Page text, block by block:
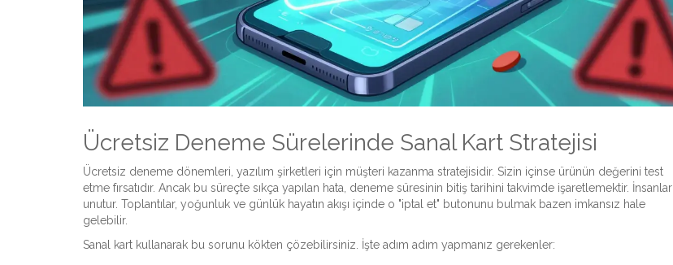
Ücretsiz Deneme Sürelerinde Sanal Kart Stratejisi
Ücretsiz deneme dönemleri, yazılım şirketleri için müşteri kazanma stratejisidir. Sizin içinse ürünün değerini test
etme fırsatıdır. Ancak bu süreçte sıkça yapılan hata, deneme süresinin bitiş tarihini takvimde işaretlemektir. İnsanlar
unutur. Toplantılar, yoğunluk ve günlük hayatın akışı içinde o "iptal et" butonunu bulmak bazen imkansız hale
gelebilir.
Sanal kart kullanarak bu sorunu kökten çözebilirsiniz. İşte adım adım yapmanız gerekenler: